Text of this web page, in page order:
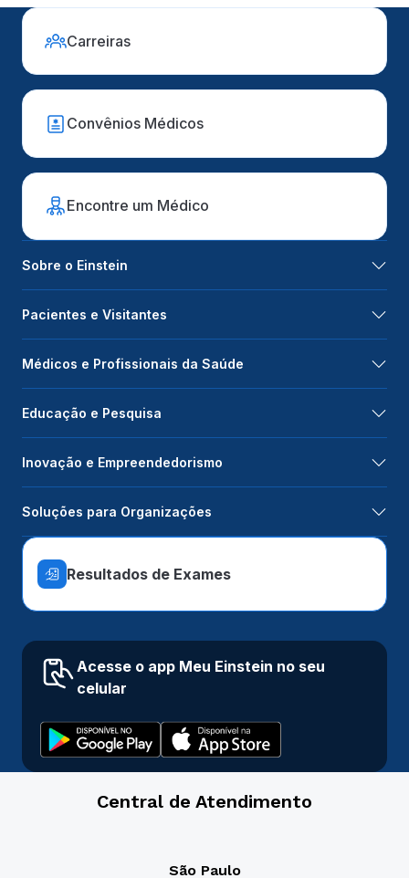
Carreiras
Convênios Médicos
Encontre um Médico
Sobre o Einstein
Pacientes e Visitantes
Médicos e Profissionais da Saúde
Educação e Pesquisa
Inovação e Empreendedorismo
Soluções para Organizações
Resultados de Exames
Acesse o app Meu Einstein no seu
celular
Central de Atendimento
São Paulo